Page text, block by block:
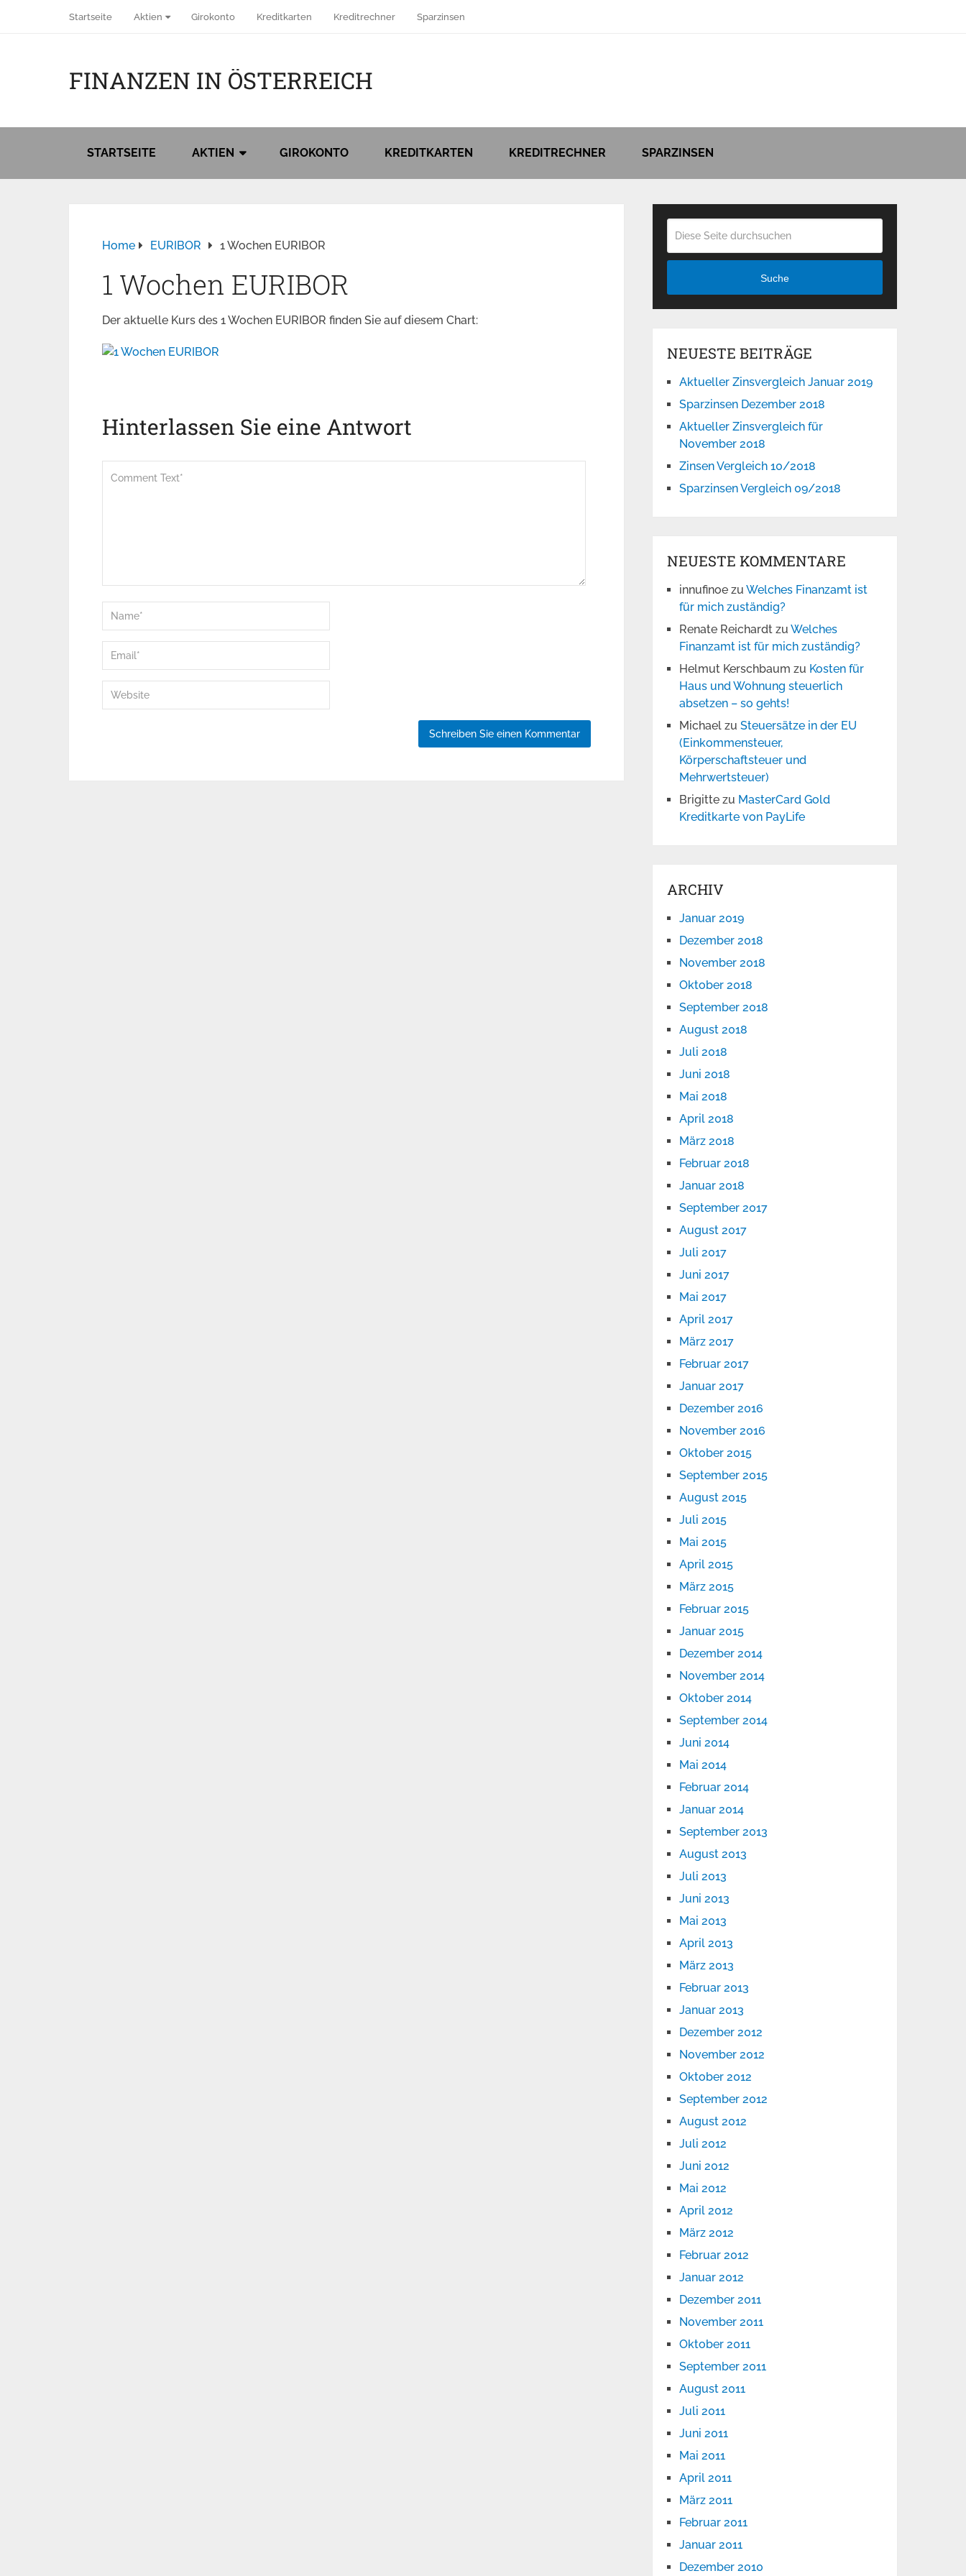
Startseite Aktien Girokonto Kreditkarten Kreditrechner Sparzinsen
FINANZEN IN ÖSTERREICH
STARTSEITE AKTIEN GIROKONTO KREDITKARTEN KREDITRECHNER SPARZINSEN
Home EURIBOR 1 Wochen EURIBOR
1 Wochen EURIBOR
Der aktuelle Kurs des 1 Wochen EURIBOR finden Sie auf diesem Chart:
Hinterlassen Sie eine Antwort
Suche
NEUESTE BEITRÄGE
Aktueller Zinsvergleich Januar 2019
Sparzinsen Dezember 2018
Aktueller Zinsvergleich für
November 2018
Zinsen Vergleich 10/2018
Sparzinsen Vergleich 09/2018
NEUESTE KOMMENTARE
innufinoe zuWelches Finanzamt ist
für mich zuständig?
Renate Reichardt zuWelches
Finanzamt ist für mich zuständig?
Helmut Kerschbaum zu Kosten für
Haus und Wohnung steuerlich
absetzen – so gehts!
Michael zuSteuersätze in der EU
(Einkommensteuer,
Körperschaftsteuer und
Mehrwertsteuer)
Brigitte zu MasterCard Gold
Kreditkarte von PayLife
ARCHIV
Januar 2019
Dezember 2018
November 2018
Oktober 2018
September 2018
August 2018
Juli 2018
Juni 2018
Mai 2018
April 2018
März 2018
Februar 2018
Januar 2018
September 2017
August 2017
Juli 2017
Juni 2017
Mai 2017
April 2017
März 2017
Februar 2017
Januar 2017
Dezember 2016
November 2016
Oktober 2015
September 2015
August 2015
Juli 2015
Mai 2015
April 2015
März 2015
Februar 2015
Januar 2015
Dezember 2014
November 2014
Oktober 2014
September 2014
Juni 2014
Mai 2014
Februar 2014
Januar 2014
September 2013
August 2013
Juli 2013
Juni 2013
Mai 2013
April 2013
März 2013
Februar 2013
Januar 2013
Dezember 2012
November 2012
Oktober 2012
September 2012
August 2012
Juli 2012
Juni 2012
Mai 2012
April 2012
März 2012
Februar 2012
Januar 2012
Dezember 2011
November 2011
Oktober 2011
September 2011
August 2011
Juli 2011
Juni 2011
Mai 2011
April 2011
März 2011
Februar 2011
Januar 2011
Dezember 2010